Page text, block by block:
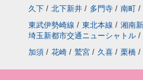
久下 / 北下新井 / 多門寺 / 南町 /
東武伊勢崎線 / 東北本線 / 湘南
埼玉新都市交通ニューシャトル /
加須 / 花崎 / 鷲宮 / 久喜 / 栗橋 /